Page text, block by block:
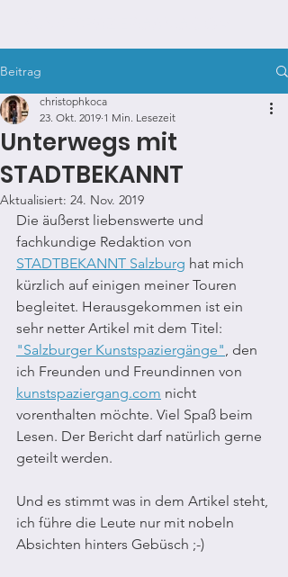
Beitrag
Unterwegs mit
STADTBEKANNT
christophkoca
23. Okt. 2019 1 Min. Lesezeit
Aktualisiert: 24. Nov. 2019
Die äußerst liebenswerte und
fachkundige Redaktion von
STADTBEKANNT Salzburg hat mich
kürzlich auf einigen meiner Touren
begleitet. Herausgekommen ist ein
sehr netter Artikel mit dem Titel:
"Salzburger Kunstspaziergänge", den
ich Freunden und Freundinnen von
kunstspaziergang.com nicht
vorenthalten möchte. Viel Spaß beim
Lesen. Der Bericht darf natürlich gerne
geteilt werden.
Und es stimmt was in dem Artikel steht,
ich führe die Leute nur mit nobeln
Absichten hinters Gebüsch ;-)